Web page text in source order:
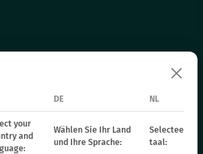
- FRÜHLINGDE NL
your
and
Wählen Sie Ihr Land
und Ihre Sprache:
Selecteer uw
taal: